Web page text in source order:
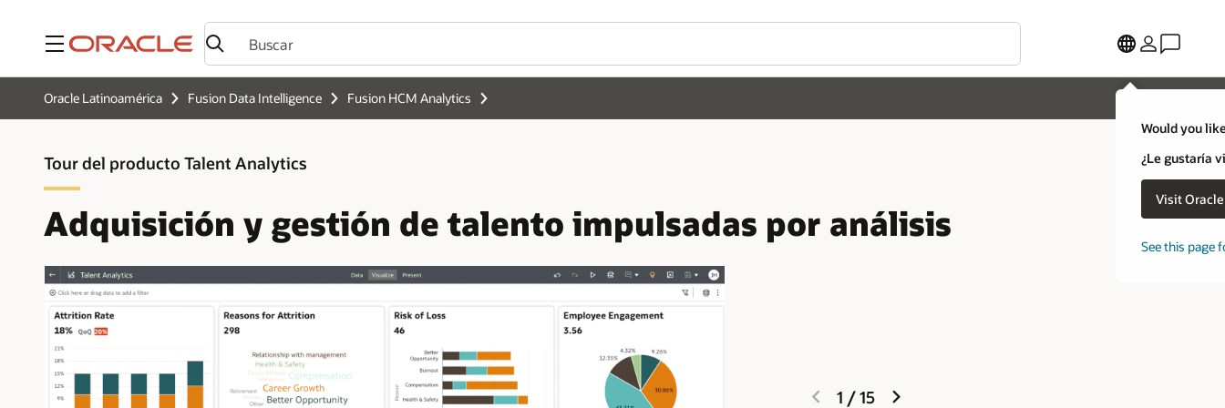
Menú
Would you
¿Le gustaría
Visit
See this page
Oracle Latinoamérica Fusion Data Intelligence Fusion HCM Analytics
Tour del producto Talent Analytics
Adquisición y gestión de talento impulsadas por análisis
previous
1 /15